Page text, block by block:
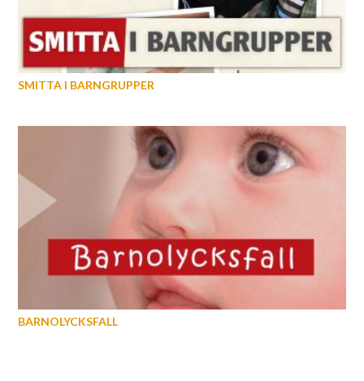
SMITTA I BARNGRUPPER
BARNOLYCKSFALL